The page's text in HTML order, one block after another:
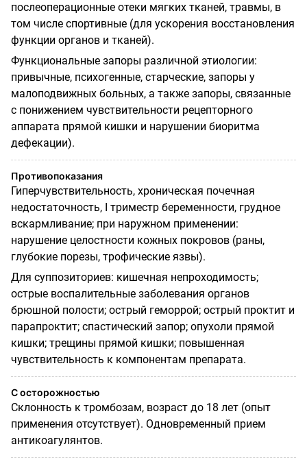
послеоперационные отеки мягких тканей, травмы, в
том числе спортивные (для ускорения восстановления
функции органов и тканей).
Функциональные запоры различной этиологии:
привычные, психогенные, старческие, запоры у
малоподвижных больных, а также запоры, связанные
с понижением чувствительности рецепторного
аппарата прямой кишки и нарушении биоритма
дефекации).
Противопоказания
Гиперчувствительность, хроническая почечная
недостаточность, I триместр беременности, грудное
вскармливание; при наружном применении:
нарушение целостности кожных покровов (раны,
глубокие порезы, трофические язвы).
Для суппозиториев: кишечная непроходимость;
острые воспалительные заболевания органов
брюшной полости; острый геморрой; острый проктит и
парапроктит; спастический запор; опухоли прямой
кишки; трещины прямой кишки; повышенная
чувствительность к компонентам препарата.
С осторожностью
Склонность к тромбозам, возраст до 18 лет (опыт
применения отсутствует). Одновременный прием
антикоагулянтов.